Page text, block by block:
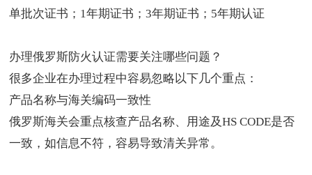
单批次证书；1年期证书；3年期证书；5年期认证
办理俄罗斯防火认证需要关注哪些问题？
很多企业在办理过程中容易忽略以下几个重点：
产品名称与海关编码一致性
俄罗斯海关会重点核查产品名称、用途及HS CODE是否
一致，如信息不符，容易导致清关异常。